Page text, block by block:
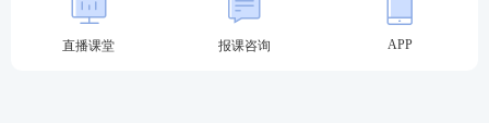
注册账号）
直播课堂 报课咨询 APP